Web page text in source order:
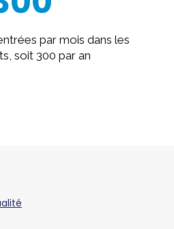
par mois dans les
soit 300 par an